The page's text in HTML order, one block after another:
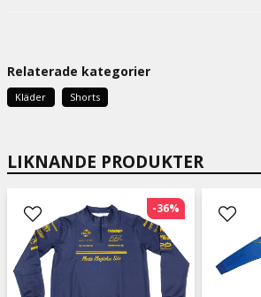
Erik
2 kuukautta sitten
Helt ok! Något för stora bilar i trycket men
Snyggaste badbrallorna 😁
Gerhard
2 kuukautta sitten
Allt i sin ordning, Bra.
LIKNANDE PRODUKTER
-36%
Relaterade kategorier
Kläder Shorts